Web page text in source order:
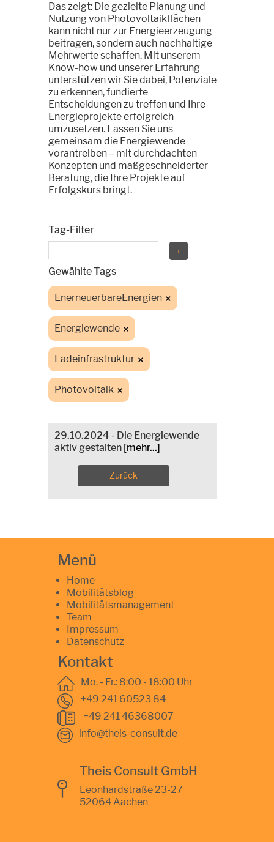
Das zeigt: Die gezielte Planung und
Nutzung von Photovoltaikflächen
kann nicht nur zur Energieerzeugung
beitragen, sondern auch nachhaltige
Mehrwerte schaffen. Mit unserem
Know-how und unserer Erfahrung
unterstützen wir Sie dabei, Potenziale
zu erkennen, fundierte
Entscheidungen zu treffen und Ihre
Energieprojekte erfolgreich
umzusetzen. Lassen Sie uns
gemeinsam die Energiewende
vorantreiben – mit durchdachten
Konzepten und maßgeschneiderter
Beratung, die Ihre Projekte auf
Erfolgskurs bringt.
Tag-Filter
Gewählte Tags
EnerneuerbareEnergien
Energiewende
Ladeinfrastruktur
Photovoltaik
29.10.2024 - Die Energiewende
aktiv gestalten [mehr...]
Zurück
Menü
Home
Mobilitätsblog
Mobilitätsmanagement
Team
Impressum
Datenschutz
Kontakt
Mo. - Fr.: 8:00 - 18:00 Uhr
+49 241 60523 84
+49 241 46368007
info@theis-consult.de
Theis Consult GmbH
Leonhardstraße 23-27
52064 Aachen